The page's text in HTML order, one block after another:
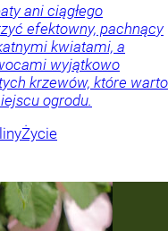
ani ciągłego
efektowny, pachnący
kwiatami, a
wyjątkowo
krzewów, które warto
ogrodu.
Życie